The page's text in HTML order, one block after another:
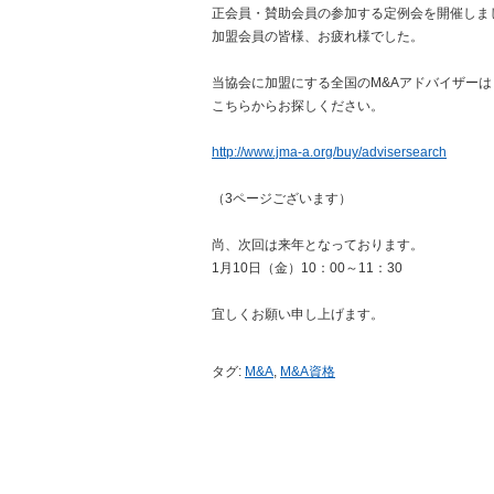
正会員・賛助会員の参加する定例会を開催しま
加盟会員の皆様、お疲れ様でした。
当協会に加盟にする全国のM&Aアドバイザーは
こちらからお探しください。
http://www.jma-a.org/buy/advisersearch
（3ページございます）
尚、次回は来年となっております。
1月10日（金）10：00～11：30
宜しくお願い申し上げます。
タグ: M&A, M&A資格